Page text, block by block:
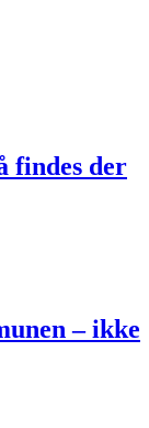
findes der
– ikke